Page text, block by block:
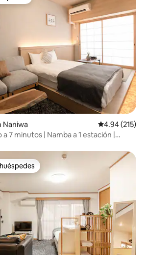
Naniwa Calificación
4.94 (215)
7 minutos | Namba a 1 estación |
y Shinsaibashi
Favorito entre huéspedes